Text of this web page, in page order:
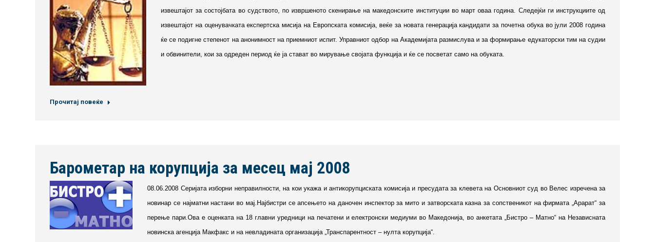
извештајот за состојбата во судството, по извршеното скенирање на македонските институции во март оваа година. Следејќи ги инструкциите од
извештајот на оценувачката експертска мисија на Европската комисија, веќе за новата генерација кандидати за почетна обука во јули 2008 година
ќе се подигне степенот на анонимност на приемниот испит. Управниот одбор на Академијата размислува и за формирање едукаторски тим на судии
и обвинители, кои за одреден период ќе ја стават во мирување својата функција и ќе се посветат само на обуката.
Прочитај повеќе
Барометар на корупција за месец мај 2008
08.06.2008 Серијата изборни неправилности, на кои укажа и антикорупциската комисија и пресудата за клевета на Основниот суд во Велес изречена за
новинар се најматни настани во мај.Најбистри се апсењето на даночен инспектор за мито и затворската казна за сопственикот на фирмата „Арарат“ за
перење пари.Ова е оценката на 18 главни уредници на печатени и електронски медиуми во Македонија, во анкетата „Бистро – Матно“ на Независната
новинска агенција Макфакс и на невладината организација „Транспарентност – нулта корупција“.